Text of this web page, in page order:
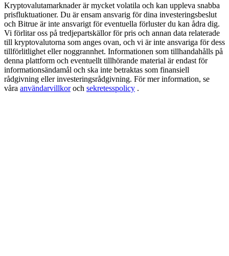
Precious Metals Trading Carnival
Trade Gold & Silver · 33,333 USDT Bonus
USDT New User Exclusive 10% APR
USDT Flexible Staking | Daily Rewards
Kryptovalutamarknader är mycket volatila och kan uppleva snabba
prisfluktuationer. Du är ensam ansvarig för dina investeringsbeslut
och Bitrue är inte ansvarigt för eventuella förluster du kan ådra dig.
Vi förlitar oss på tredjepartskällor för pris och annan data relaterade
till kryptovalutorna som anges ovan, och vi är inte ansvariga för dess
tillförlitlighet eller noggrannhet. Informationen som tillhandahålls på
denna plattform och eventuellt tillhörande material är endast för
informationsändamål och ska inte betraktas som finansiell
rådgivning eller investeringsrådgivning. För mer information, se
våra användarvillkoroch sekretesspolicy .